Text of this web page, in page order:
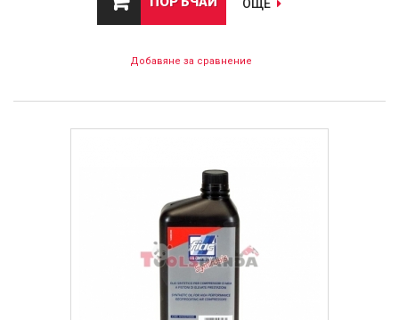
ОЩЕ
Добавяне за сравнение